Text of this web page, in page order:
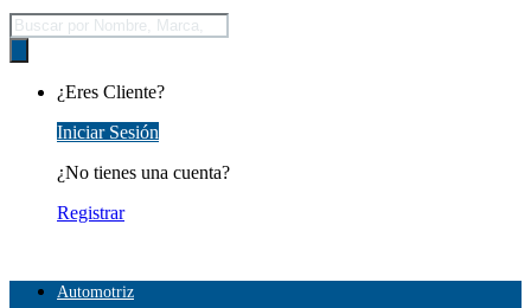
Búsqueda
de
productos
¿Eres Cliente?
Iniciar Sesión
¿No tienes una cuenta?
Registrar
Automotriz